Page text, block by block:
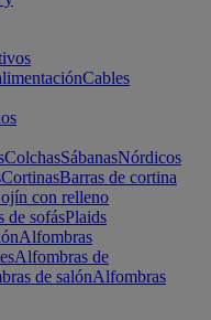
Cables
ColchasSábanasNórdicos
CortinasBarras de cortina
con relleno
de sofásPlaids
Alfombras
Alfombras de
de salónAlfombras